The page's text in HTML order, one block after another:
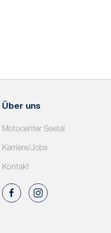
Über uns
Motocenter Seetal
Karriere/Jobs
Kontakt